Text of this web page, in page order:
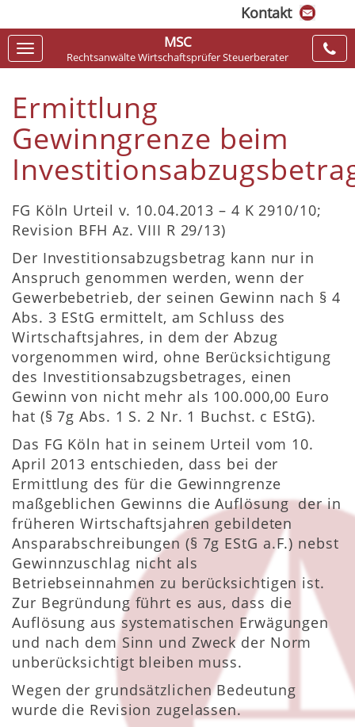
Kontakt
Navigation
ein-/ausblenden
MSC
Rechtsanwälte Wirtschaftsprüfer Steuerberater
Ermittlung
Gewinngrenze beim
FG Köln Urteil v. 10.04.2013 – 4 K 2910/10;
Revision BFH Az. VIII R 29/13)
Der Investitionsabzugsbetrag kann nur in
Anspruch genommen werden, wenn der
Gewerbebetrieb, der seinen Gewinn nach § 4
Abs. 3 EStG ermittelt, am Schluss des
Wirtschaftsjahres, in dem der Abzug
vorgenommen wird, ohne Berücksichtigung
des Investitionsabzugsbetrages, einen
Gewinn von nicht mehr als 100.000,00 Euro
hat (§ 7g Abs. 1 S. 2 Nr. 1 Buchst. c EStG).
Das FG Köln hat in seinem Urteil vom 10.
April 2013 entschieden, dass bei der
Ermittlung des für die Gewinngrenze
maßgeblichen Gewinns die Auflösung der in
früheren Wirtschaftsjahren gebildeten
Ansparabschreibungen (§ 7g EStG a.F.) nebst
Gewinnzuschlag nicht als
Betriebseinnahmen zu berücksichtigen ist.
Zur Begründung führt es aus, dass die
Auflösung aus systematischen Erwägungen
und nach dem Sinn und Zweck der Norm
unberücksichtigt bleiben muss.
Wegen der grundsätzlichen Bedeutung
wurde die Revision zugelassen.